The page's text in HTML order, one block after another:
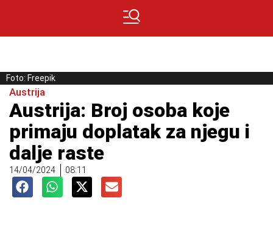
Foto: Freepik
Austrija
Austrija: Broj osoba koje
primaju doplatak za njegu i
dalje raste
14/04/2024 08:11